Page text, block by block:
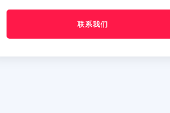
联系我们